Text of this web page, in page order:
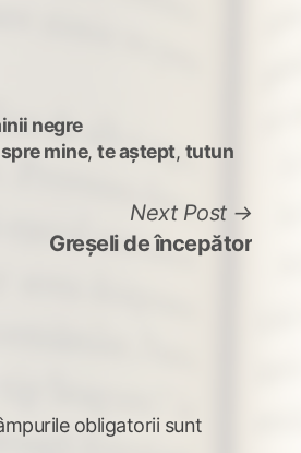
negre
mine,te aștept, tutun
Next Post
post:
Greșeli de începător
obligatorii sunt